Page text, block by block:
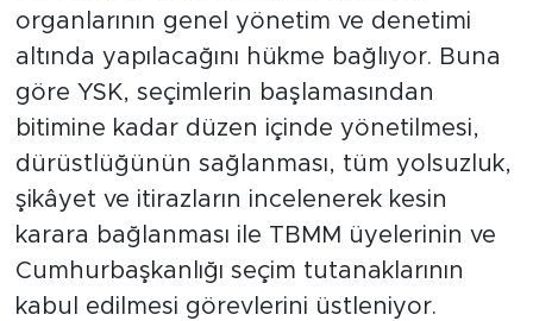
organlarının genel yönetim ve denetimi
altında yapılacağını hükme bağlıyor. Buna
göre YSK, seçimlerin başlamasından
bitimine kadar düzen içinde yönetilmesi,
dürüstlüğünün sağlanması, tüm yolsuzluk,
şikâyet ve itirazların incelenerek kesin
karara bağlanması ile TBMM üyelerinin ve
Cumhurbaşkanlığı seçim tutanaklarının
kabul edilmesi görevlerini üstleniyor.